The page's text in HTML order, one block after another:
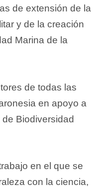
de extensión de la
y de la creación
Marina de la
de todas las
en apoyo a
Biodiversidad
en el que se
con la ciencia,